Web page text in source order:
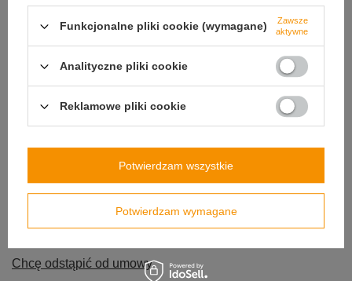
Jeśli nie znalazłeś w naszej ofercie produktu, a chciałbyś kupić go
w naszym sklepie, możesz skorzystać ze specjalnego formularza i
przesłać nam opis szukanego przedmiotu. Aby móc to zrobić
musisz byćzalogowany.
Zamówienia
Status zamówienia
Śledzenie przesyłki
Chcę odstąpić od umowy
Funkcjonalne pliki cookie (wymagane)
Zawsze
aktywne
Analityczne pliki cookie
Reklamowe pliki cookie
Potwierdzam wymagane
Potwierdzam wszystkie